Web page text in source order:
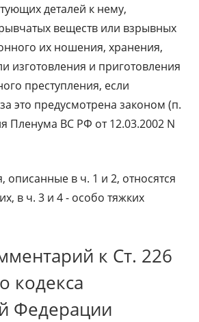
деталей к нему,
веществ или взрывных
их ношения, хранения,
изготовления и приготовления
преступления, если
это предусмотрена законом (п.
Пленума ВС РФ от 12.03.2002 N
описанные в ч. 1 и 2, относятся
в ч. 3 и 4 - особо тяжких
к Ст. 226
кодекса
Федерации